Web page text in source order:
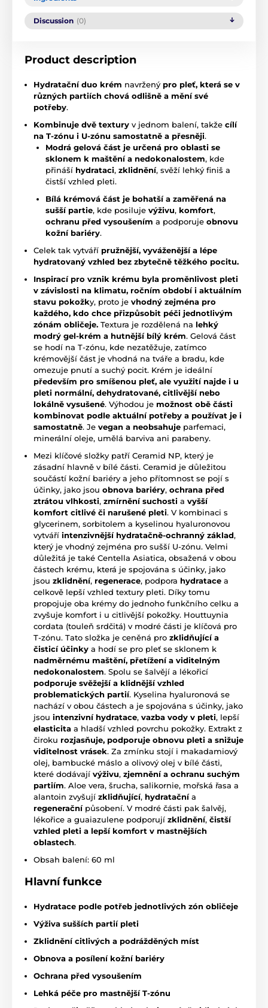
Discussion (0)
Product description
Hydratační duo krém navržený pro pleť, která se v
různých partiích chová odlišně a mění své
potřeby.
Kombinuje dvě textury v jednom balení, takže cílí
na T-zónu i U-zónu samostatně a přesněji.
Modrá gelová část je určená pro oblasti se
sklonem k maštění a nedokonalostem, kde
přináší hydrataci, zklidnění, svěží lehký finiš a
čistší vzhled pleti.
Bílá krémová část je bohatší a zaměřená na
sušší partie, kde posiluje výživu, komfort,
ochranu před vysoušením a podporuje obnovu
kožní bariéry.
Celek tak vytváří pružnější, vyváženější a lépe
hydratovaný vzhled bez zbytečně těžkého pocitu.
Inspirací pro vznik krému byla proměnlivost pleti
v závislosti na klimatu, ročním období i aktuálním
stavu pokožky, proto je vhodný zejména pro
každého, kdo chce přizpůsobit péči jednotlivým
zónám obličeje. Textura je rozdělená na lehký
modrý gel-krém a hutnější bílý krém. Gelová část
se hodí na T-zónu, kde nezatěžuje, zatímco
krémovější část je vhodná na tváře a bradu, kde
omezuje pnutí a suchý pocit. Krém je ideální
především pro smíšenou pleť, ale využití najde i u
pleti normální, dehydratované, citlivější nebo
lokálně vysušené. Výhodou je možnost obě části
kombinovat podle aktuální potřeby a používat je i
samostatně. Je vegan a neobsahuje parfemaci,
minerální oleje, umělá barviva ani parabeny.
Mezi klíčové složky patří Ceramid NP, který je
zásadní hlavně v bílé části. Ceramid je důležitou
součástí kožní bariéry a jeho přítomnost se pojí s
účinky, jako jsou obnova bariéry, ochrana před
ztrátou vlhkosti, zmírnění suchosti a vyšší
komfort citlivé či narušené pleti. V kombinaci s
glycerinem, sorbitolem a kyselinou hyaluronovou
vytváří intenzivnější hydratačně-ochranný základ,
který je vhodný zejména pro sušší U-zónu. Velmi
důležitá je také Centella Asiatica, obsažená v obou
částech krému, která je spojována s účinky, jako
jsou zklidnění, regenerace, podpora hydratace a
celkově lepší vzhled textury pleti. Díky tomu
propojuje oba krémy do jednoho funkčního celku a
zvyšuje komfort i u citlivější pokožky. Houttuynia
cordata (touleň srdčitá) v modré části je klíčová pro
T-zónu. Tato složka je ceněná pro zklidňující a
čisticí účinky a hodí se pro pleť se sklonem k
nadměrnému maštění, přetížení a viditelným
nedokonalostem. Spolu se šalvějí a lékořicí
podporuje svěžejší a klidnější vzhled
problematických partií. Kyselina hyaluronová se
nachází v obou částech a je spojována s účinky, jako
jsou intenzivní hydratace, vazba vody v pleti, lepší
elasticita a hladší vzhled povrchu pokožky. Extrakt z
čiroku rozjasňuje, podporuje obnovu pleti a snižuje
viditelnost vrásek. Za zmínku stojí i makadamiový
olej, bambucké máslo a olivový olej v bílé části,
které dodávají výživu, zjemnění a ochranu suchým
partiím. Aloe vera, šrucha, salikornie, mořská řasa a
alantoin zvyšují zklidňující, hydratačnía
regeneračnípůsobení. V modré části pak šalvěj,
lékořice a guaiazulene podporují zklidnění, čistší
vzhled pleti a lepší komfort v mastnějších
oblastech.
Obsah balení: 60 ml
Hlavní funkce
Hydratace podle potřeb jednotlivých zón obličeje
Výživa sušších partií pleti
Zklidnění citlivých a podrážděných míst
Obnova a posílení kožní bariéry
Ochrana před vysoušením
Lehká péče pro mastnější T-zónu